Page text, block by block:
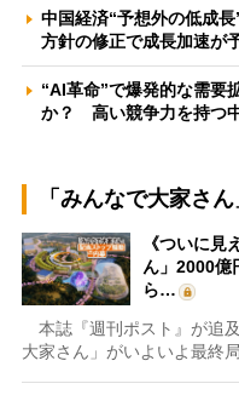
中国経済“予想外の低成
方針の修正で成長加速が
“AI革命”で爆発的な需要
か？ 高い競争力を持つ
「みんなで大家さ
《ついに見
ん」2000億
ら…
本誌『週刊ポスト』が追
大家さん」がいよいよ最終